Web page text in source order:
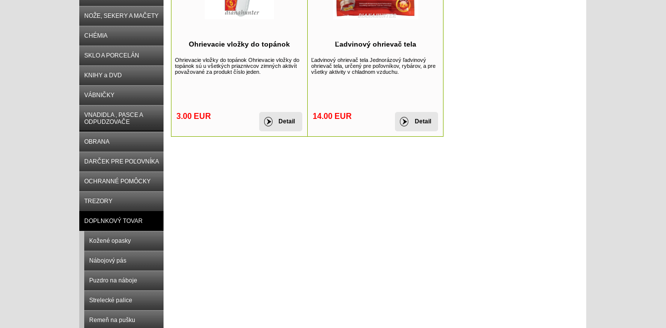
NOŽE, SEKERY A MAČETY
CHÉMIA
SKLO A PORCELÁN
KNIHY a DVD
VÁBNIČKY
VNADIDLA , PASCE A
ODPUDZOVAČE
OBRANA
DARČEK PRE POĽOVNÍKA
OCHRANNÉ POMÔCKY
TREZORY
DOPLNKOVÝ TOVAR
Kožené opasky
Nábojový pás
Puzdro na náboje
Strelecké palice
Remeň na pušku
Ohrievacie vložky do topánok
Ohrievacie vložky do topánok Ohrievacie vložky do
topánok sú u všetkých priaznivcov zimných aktivít
považované za produkt číslo jeden.
3.00 EUR
Detail
Ľadvinový ohrievač tela
Ľadvinový ohrievač tela Jednorázový ľadvinový
ohrievač tela, určený pre poľovníkov, rybárov, a pre
všetky aktivity v chladnom vzduchu.
14.00 EUR
Detail